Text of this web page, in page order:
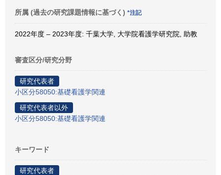
所属 (過去の研究課題情報に基づく) *注記
2022年度 – 2023年度: 千葉大学, 大学院看護学研究院, 助教
審査区分/研究分野
研究代表者
小区分58050:基礎看護学関連
研究代表者以外
小区分58050:基礎看護学関連
キーワード
研究代表者